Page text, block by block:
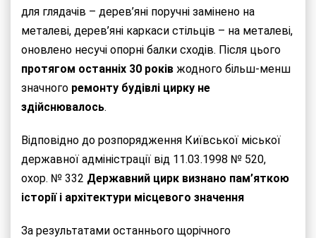
для глядачів – дерев’яні поручні замінено на
металеві, дерев’яні каркаси стільців – на металеві,
оновлено несучі опорні балки сходів. Після цього
протягом останніх 30 років жодного більш-менш
значного ремонту будівлі цирку не
здійснювалось.
Відповідно до розпорядження Київської міської
державної адміністрації від 11.03.1998 № 520,
охор. № 332 Державний цирк визнано пам’яткою
історії і архітектури місцевого значення
За результатами останнього щорічного